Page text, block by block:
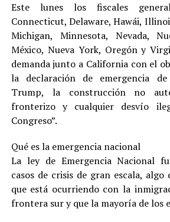
Este lunes los fiscales
Connecticut, Delaware, Hawái,
Michigan, Minnesota, Nevada,
México, Nueva York, Oregón y
demanda junto a California con el
la declaración de emergencia
Trump, la construcción no
fronterizo y cualquier desvío
Congreso”.
Qué es la emergencia nacional
La ley de Emergencia Nacional
casos de crisis de gran escala, algo
que está ocurriendo con la
frontera sur y que la mayoría de los